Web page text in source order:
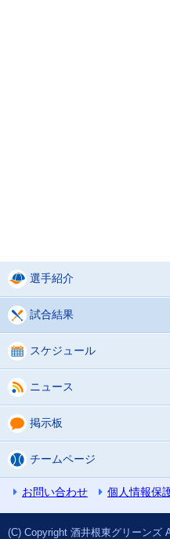
選手紹介
試合結果
スケジュール
ニュース
掲示板
チームページ
お問い合わせ 個人情報保
(C) Copyright 酒井根東グリーンズ